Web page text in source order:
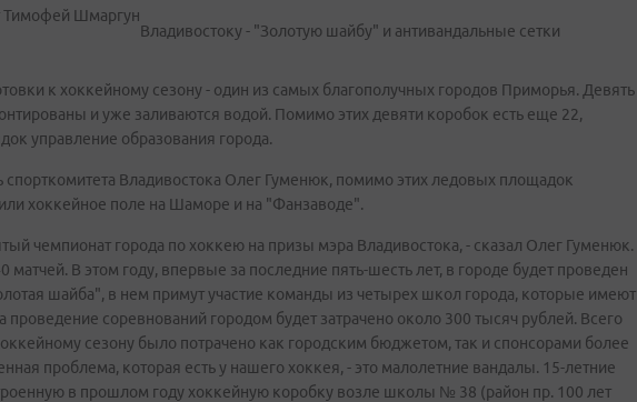
Владивостоку - "Золотую шайбу" и антивандальные сетки
к хоккейному сезону - один из самых благополучных городов Приморья. Девять
и уже заливаются водой. Помимо этих девяти коробок есть еще 22,
управление образования города.
спорткомитета Владивостока Олег Гуменюк, помимо этих ледовых площадок
хоккейное поле на Шаморе и на "Фанзаводе".
чемпионат города по хоккею на призы мэра Владивостока, - сказал Олег Гуменюк.
В этом году, впервые за последние пять-шесть лет, в городе будет проведен
шайба", в нем примут участие команды из четырех школ города, которые имеют
проведение соревнований городом будет затрачено около 300 тысяч рублей. Всего
сезону было потрачено как городским бюджетом, так и спонсорами более
проблема, которая есть у нашего хоккея, - это малолетние вандалы. 15-летние
в прошлом году хоккейную коробку возле школы № 38 (район пр. 100 лет